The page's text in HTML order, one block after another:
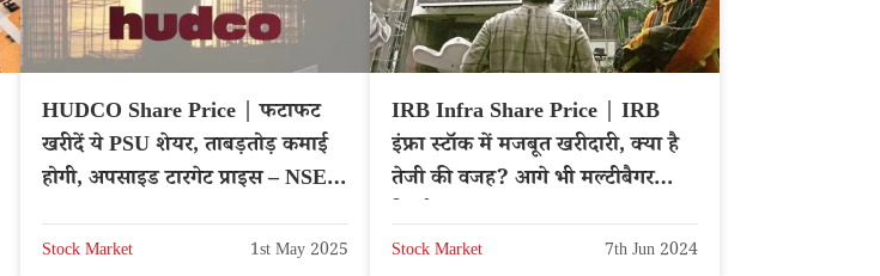
HUDCO Share Price | फटाफट
खरीदें ये PSU शेयर, ताबड़तोड़ कमाई
होगी, अपसाइड टारगेट प्राइस – NSE:
Stock Market 1st May 2025
IRB Infra Share Price | IRB
इंफ्रा स्टॉक में मजबूत खरीदारी, क्या है
तेजी की वजह? आगे भी मल्टीबैगर
Stock Market 7th Jun 2024